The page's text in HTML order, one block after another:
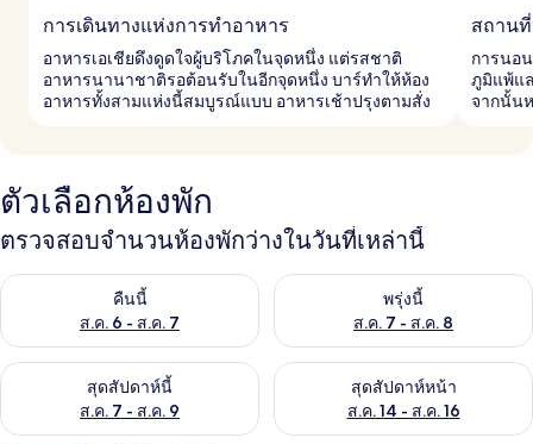
การเดินทางแห่งการทำอาหาร
อาหารเอเชียดึงดูดใจผู้บริโภคในจุดหนึ่ง แต่รสชาติ
อาหารนานาชาติรอต้อนรับในอีกจุดหนึ่ง บาร์ทำให้ห้อง
อาหารทั้งสามแห่งนี้สมบูรณ์แบบ อาหารเช้าปรุงตามสั่ง
สถาน
การนอ
ภูมิแพ้แ
จากนั้น
ตัวเลือกห้องพัก
ตรวจสอบจำนวนห้องพักว่างในวันที่เหล่านี้
คืนนี้
ส.ค. 6 - ส.ค. 7
ตรวจสอบจำนวนห้องพักว่างในคืนนี้ ส.ค. 6 - ส.ค. 7พรุ่งนี้
ส.ค. 7 - ส.ค. 8
ตรวจสอบจำนวนห้องพักว่างใน
สุดสัปดาห์นี้
ส.ค. 7 - ส.ค. 9
ตรวจสอบจำนวนห้องพักว่างในสุดสัปดาห์นี้ ส.ค. 7 - ส.ค. 9
สุดสัปดาห์หน้า
ส.ค. 14 - ส.ค. 16
ตรวจสอบจำนวนห้องพักว่างใน